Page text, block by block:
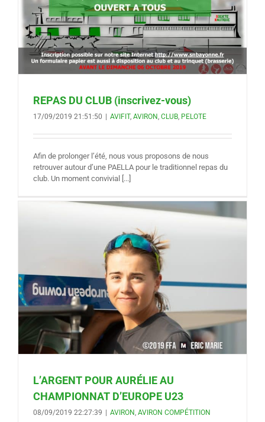
REPAS DU CLUB (inscrivez-vous)
17/09/2019 21:51:50 AVIFIT, AVIRON, CLUB, PELOTE
Afin de prolonger l’été, nous vous proposons de nous
retrouver autour d’une PAELLA pour le traditionnel repas du
club. Un moment convivial [...]
L’ARGENT POUR AURÉLIE AU
CHAMPIONNAT D’EUROPE U23
08/09/2019 22:27:39 | AVIRON AVIRON COMPÉTITION